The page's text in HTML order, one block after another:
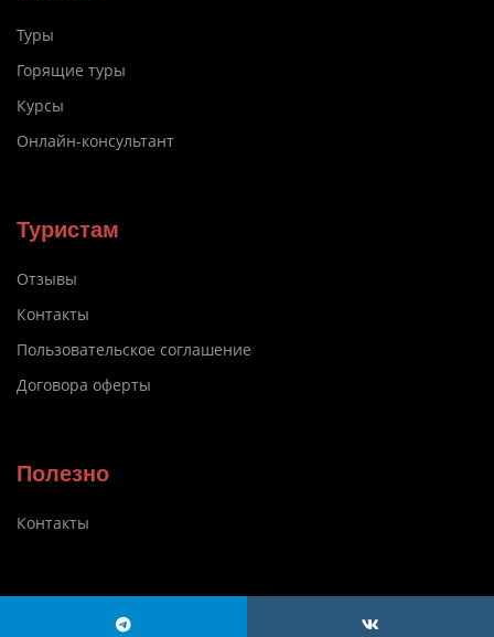
Туры
Горящие туры
Курсы
Онлайн-консультант
Туристам
Отзывы
Контакты
Пользовательское соглашение
Договора оферты
Полезно
Контакты